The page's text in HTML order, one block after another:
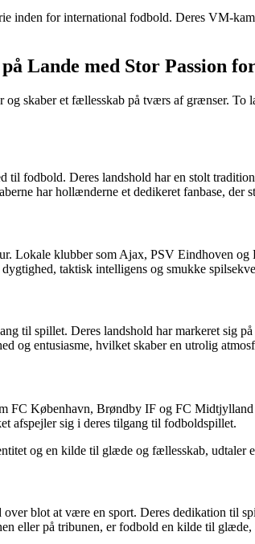
inden for international fodbold. Deres VM-
Lande med Stor Passion
og skaber et fællesskab på tværs af grænser.
fodbold. Deres landshold har en stolt
har hollænderne et dedikeret fanbase, der
Lokale klubber som Ajax, PSV Eindhoven
taktisk intelligens og smukke
til spillet. Deres landshold har markeret sig
og entusiasme, hvilket skaber en utrolig
FC København, Brøndby IF og FC
afspejler sig i deres tilgang til fodboldspillet.
og en kilde til glæde og fællesskab, udtaler
blot at være en sport. Deres dedikation til
eller på tribunen, er fodbold en kilde til